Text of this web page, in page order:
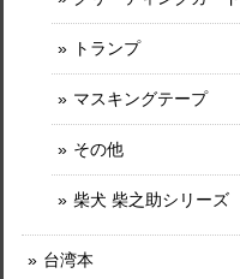
トランプ
マスキングテープ
その他
柴犬 柴之助シリーズ
台湾本